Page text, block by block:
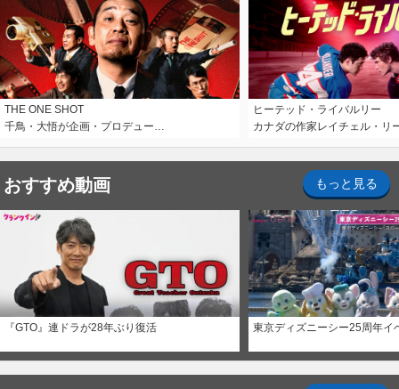
THE ONE SHOT
千鳥・大悟が企画・プロデュー…
ヒーテッド・ライバルリー
カナダの作家レイチェル・リ
おすすめ動画 もっと見る
『GTO』連ドラが28年ぶり復活 東京ディズニーシー25周年イ